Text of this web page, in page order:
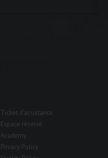
Ticket d'assistance
Espace réservé
Academy
Privacy Policy